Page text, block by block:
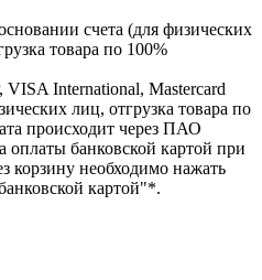
счета (для физических
товара по 100%
International, Mastercard
лиц, отгрузка товара по
происходит через ПАО
банковской картой при
корзину необходимо нажать
картой"*.